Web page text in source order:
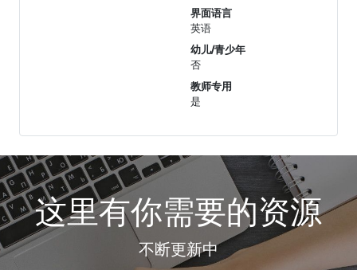
界面语言
英语
幼儿/青少年
否
教师专用
是
这里有你需要的资源
不断更新中